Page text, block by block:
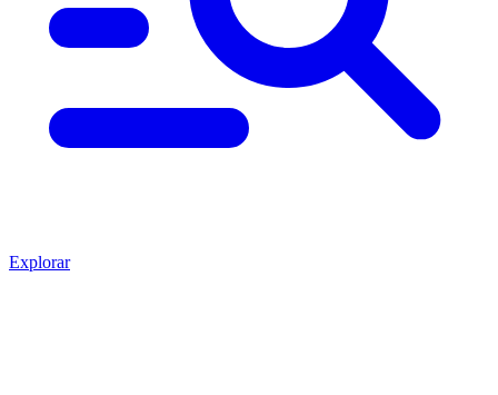
Explorar